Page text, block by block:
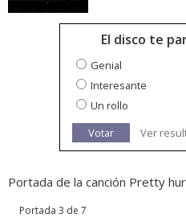
El disco te
Genial
Interesante
Un rollo
Votar
Ver
Portada de la canción Pretty
Portada 3 de 7